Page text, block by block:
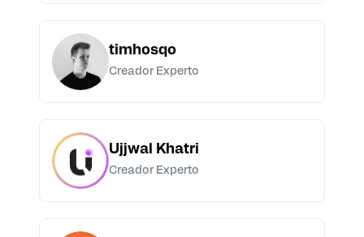
timhosqo
Creador Experto
Ujjwal Khatri
Creador Experto